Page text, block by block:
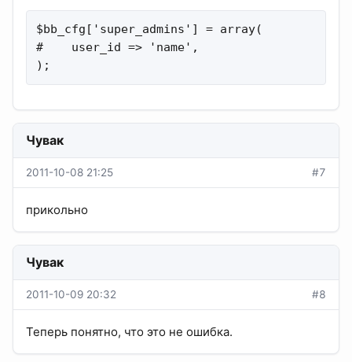
$bb_cfg['super_admins'] = array(
#    user_id => 'name',
);
Чувак
2011-10-08 21:25 #7
прикольно
Чувак
2011-10-09 20:32 #8
Теперь понятно, что это не ошибка.